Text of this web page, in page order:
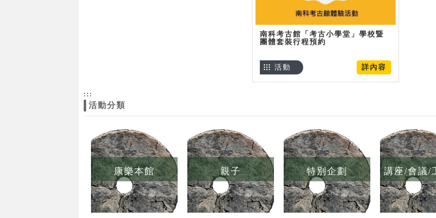
南科考古館「考古小學堂」學校暨
團體套裝行程預約
詳內容
活動
:::
活動分類
康樂本館 親子 特別企劃 講座/會議/